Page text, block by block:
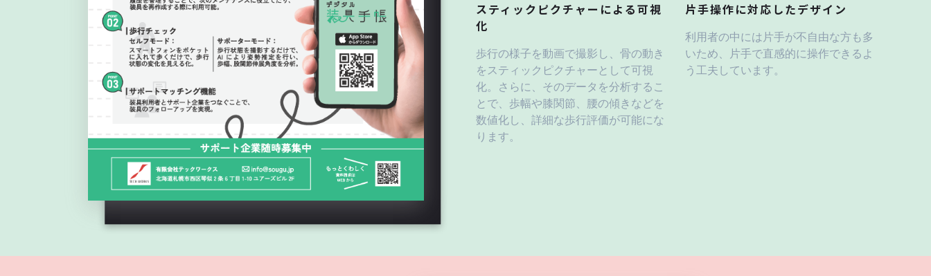
スティックピクチャーによる可視
化
歩行の様子を動画で撮影し、骨の動き
をスティックピクチャーとして可視
化。さらに、そのデータを分析するこ
とで、歩幅や膝関節、腰の傾きなどを
数値化し、詳細な歩行評価が可能にな
ります。
片手操作に対応したデザイン
利用者の中には片手が不自由な方も多
いため、片手で直感的に操作できるよ
う工夫しています。